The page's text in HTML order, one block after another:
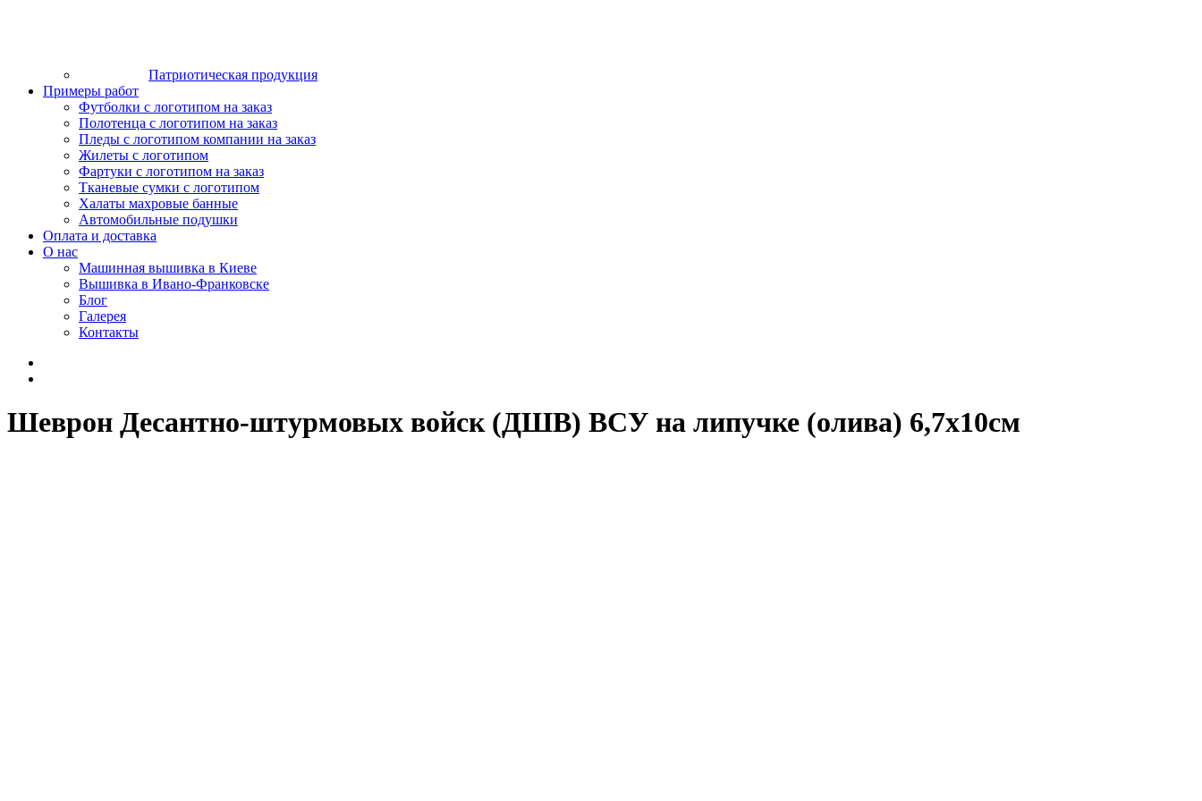
Патриотическая продукция
Примеры работ
Футболки с логотипом на заказ
Полотенца с логотипом на заказ
Пледы с логотипом компании на заказ
Жилеты с логотипом
Фартуки с логотипом на заказ
Тканевые сумки с логотипом
Халаты махровые банные
Автомобильные подушки
Оплата и доставка
О нас
Машинная вышивка в Киеве
Вышивка в Ивано-Франковске
Блог
Галерея
Контакты
Шеврон Десантно-штурмовых войск (ДШВ) ВСУ на липучке (олива) 6,7х10см